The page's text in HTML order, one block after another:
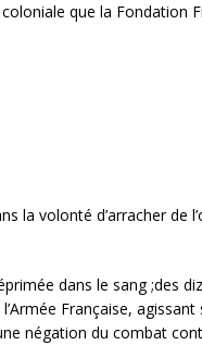
que la Fondation
volonté d’arracher de
dans le sang ;des
Française, agissant
négation du combat